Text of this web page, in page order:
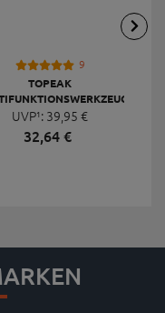
9
TOPEAK
MINI 20 PRO
UVP¹: 39,95 €
32,64€